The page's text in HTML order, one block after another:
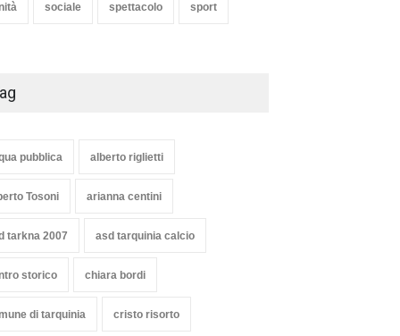
sociale spettacolo sport
pubblica alberto riglietti
Tosoni arianna centini
tarkna 2007 asd tarquinia calcio
storico chiara bordi
di tarquinia cristo risorto